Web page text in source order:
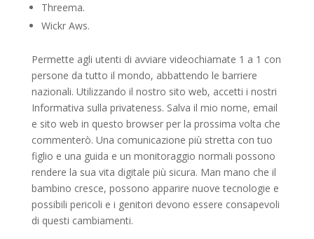
Threema.
Wickr Aws.
Permette agli utenti di avviare videochiamate 1 a 1 con
persone da tutto il mondo, abbattendo le barriere
nazionali. Utilizzando il nostro sito web, accetti i nostri
Informativa sulla privateness. Salva il mio nome, email
e sito web in questo browser per la prossima volta che
commenterò. Una comunicazione più stretta con tuo
figlio e una guida e un monitoraggio normali possono
rendere la sua vita digitale più sicura. Man mano che il
bambino cresce, possono apparire nuove tecnologie e
possibili pericoli e i genitori devono essere consapevoli
di questi cambiamenti.